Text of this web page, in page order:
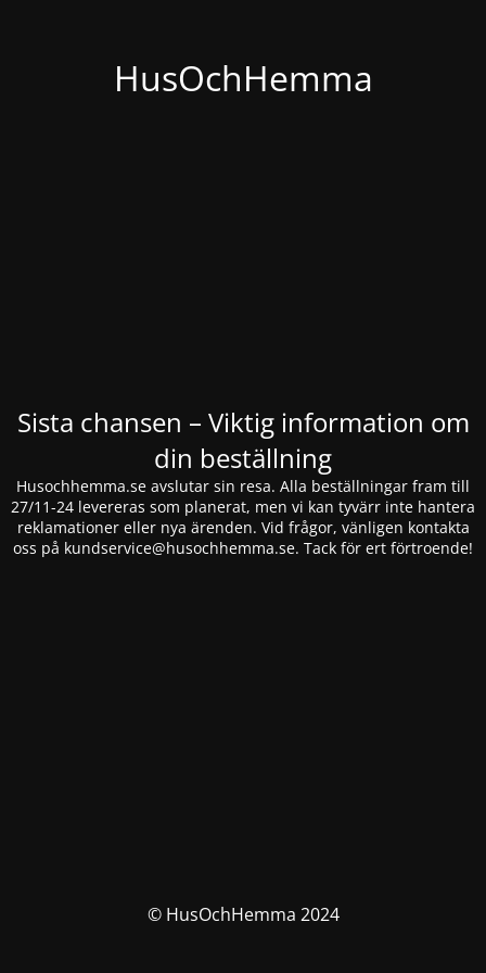
HusOchHemma
Sista chansen – Viktig information om
din beställning
Husochhemma.se avslutar sin resa. Alla beställningar fram till
27/11-24 levereras som planerat, men vi kan tyvärr inte hantera
reklamationer eller nya ärenden. Vid frågor, vänligen kontakta
oss på kundservice@husochhemma.se. Tack för ert förtroende!
© HusOchHemma 2024